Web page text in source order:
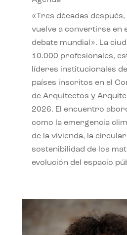
«Tres décadas
vuelve a convertirse en
debate mundial». La
10.000 profesionales,
líderes institucionales
países inscritos en el
de Arquitectos y
2026. El encuentro
como la emergencia
de la vivienda, la
sostenibilidad de los
evolución del espacio